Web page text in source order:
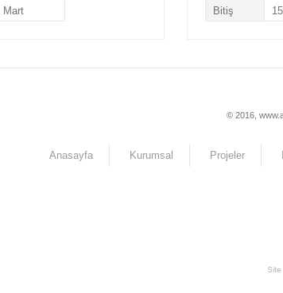
Mart
Bitiş
© 2016,
Anasayfa Kurumsal Projeler